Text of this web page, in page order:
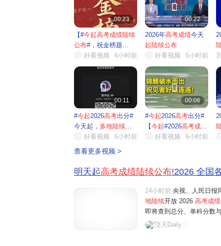

00:23
【#今起高考成绩陆续
公布#，祝金榜题
名！】今...
好看视频 6小时前

00:22
2026年高考成绩今天
起陆续公布
好看视频
5小时前

00:11
#今起2026高考出分#
今天起， 多地陆续公
高...
好看视频 6小时前

00:06
#今起2026高考出分#
【今起#2026高考成绩
陆续...
好看视频 6小时前
查看更多视频 >
明天起高考成绩陆续公布!2026 全国
24小时前 央视、人民日报
地陆续开放 2026 高考成绩
即将查到总分、单科分数
入口、出分后关键操作，
凌天Daily